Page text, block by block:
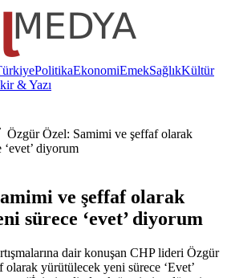
PolitikaEkonomiEmekSağlıkKültür
& Yazı
Özgür Özel: Samimi ve şeffaf olarak
diyorum
ve şeffaf olarak
sürece ‘evet’ diyorum
dair konuşan CHP lideri Özgür
yürütülecek yeni sürece ‘Evet’